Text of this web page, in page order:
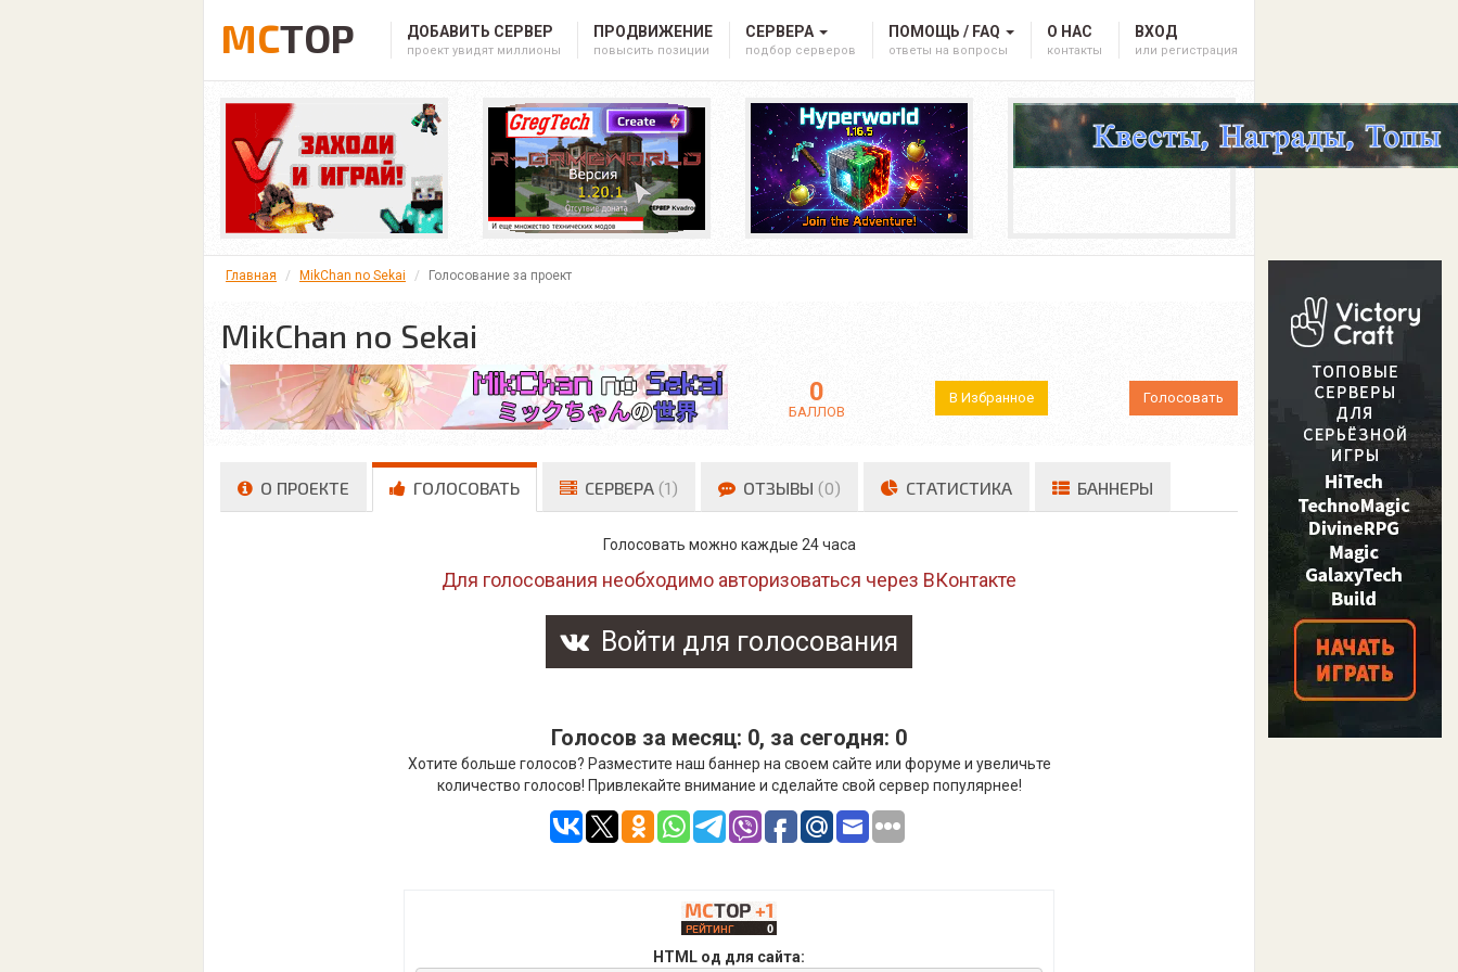
MCTOP ДОБАВИТЬ СЕРВЕР
проект увидят миллионы
ПРОДВИЖЕНИЕ
повысить позиции
СЕРВЕРА
подбор серверов
ПОМОЩЬ / FAQ
ответы на вопросы
О НАС
контакты
ВХОД
или регистрация
Главная MikChan no Sekai Голосование за проект
MikChan no Sekai
0
БАЛЛОВ
В Избранное Голосовать
О ПРОЕКТЕ ГОЛОСОВАТЬ СЕРВЕРА (1) ОТЗЫВЫ (0) СТАТИСТИКА БАННЕРЫ
Голосовать можно каждые 24 часа
Для голосования необходимо авторизоваться через ВКонтакте
Войти для голосования
Голосов за месяц: 0, за сегодня: 0
Хотите больше голосов? Разместите наш баннер на своем сайте или форуме и увеличьте
количество голосов! Привлекайте внимание и сделайте свой сервер популярнее!
HTML од для сайта: